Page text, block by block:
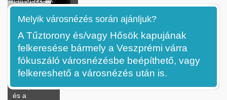
élvezhetjük a
körpanorámát!
hegyezzük
a fülünket!
őrtornya,
ellátni. Ezt az
szabad
kihagyni!
Hősök
kapuja!
mozgóképek
interaktív
eszközök
segítségével
meg a régi
Veszprémet
és a
vizsgálni,
egy épület
régen, s
milyen ma.
ismét
panorámát!
Veszprémi
Melyik városnézés során ajánljuk?
A Tűztorony és/vagy Hősök kapujának
felkeresése bármely a Veszprémi várra
fókuszáló városnézésbe beépíthető, vagy
felkereshető a városnézés után is.